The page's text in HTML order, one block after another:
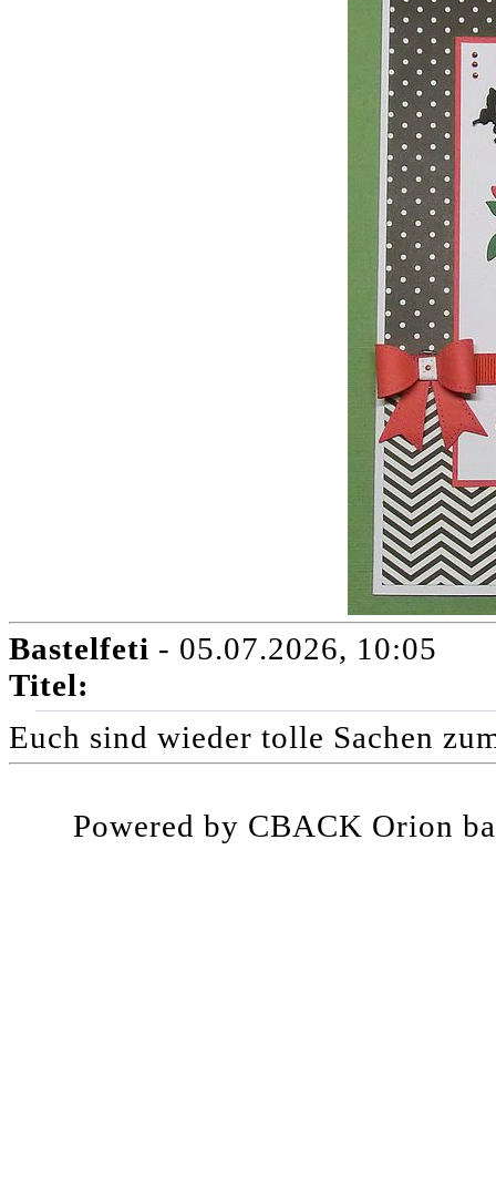
Bastelfeti - 05.07.2026, 10:05
Titel:
Euch sind wieder tolle Sachen
Powered by CBACK Orion